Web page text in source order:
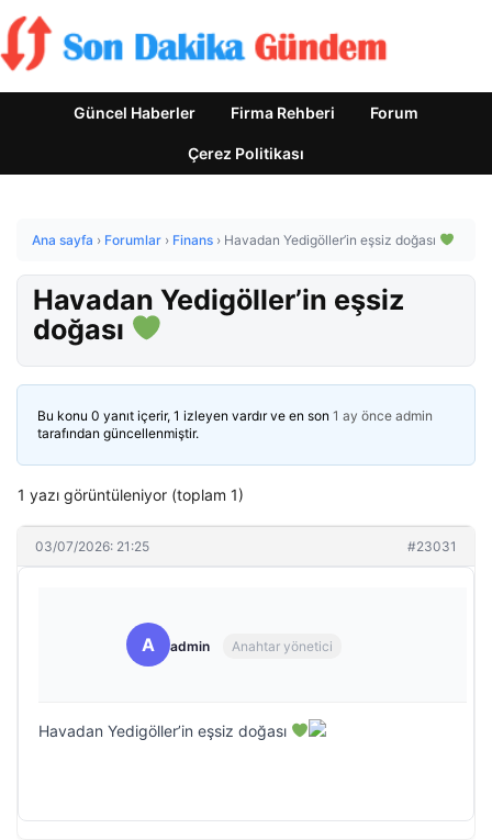
Güncel Haberler Firma Rehberi Forum
Çerez Politikası
Ana sayfa › Forumlar › Finans › Havadan Yedigöller’in eşsiz doğası
Havadan Yedigöller’in eşsiz
doğası
Bu konu 0 yanıt içerir, 1 izleyen vardır ve en son 1 ay önce admin
tarafından güncellenmiştir.
1 yazı görüntüleniyor (toplam 1)
03/07/2026: 21:25 #23031
A admin Anahtar yönetici
Havadan Yedigöller’in eşsiz doğası